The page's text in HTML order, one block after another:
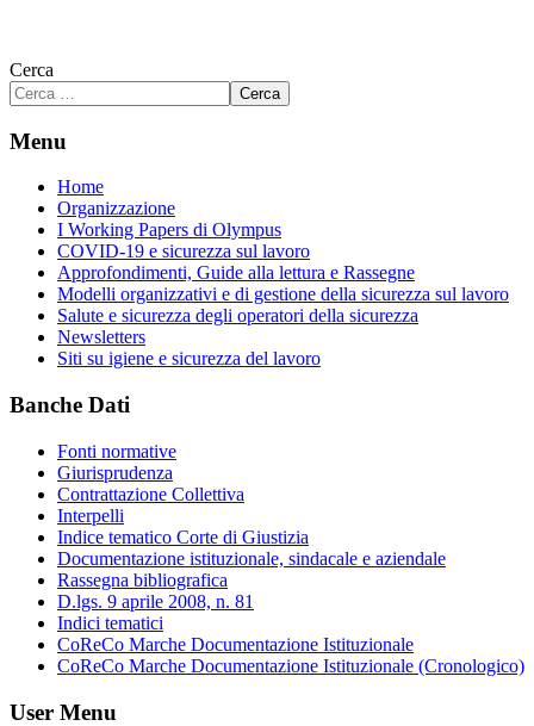
Cerca
Cerca
Menu
Home
Organizzazione
I Working Papers di Olympus
COVID-19 e sicurezza sul lavoro
Approfondimenti, Guide alla lettura e Rassegne
Modelli organizzativi e di gestione della sicurezza sul lavoro
Salute e sicurezza degli operatori della sicurezza
Newsletters
Siti su igiene e sicurezza del lavoro
Banche Dati
Fonti normative
Giurisprudenza
Contrattazione Collettiva
Interpelli
Indice tematico Corte di Giustizia
Documentazione istituzionale, sindacale e aziendale
Rassegna bibliografica
D.lgs. 9 aprile 2008, n. 81
Indici tematici
CoReCo Marche Documentazione Istituzionale
CoReCo Marche Documentazione Istituzionale (Cronologico)
User Menu